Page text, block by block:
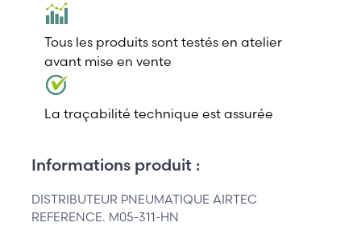
Tous les produits sont testés en atelier
avant mise en vente
La traçabilité technique est assurée
Informations produit :
DISTRIBUTEUR PNEUMATIQUE AIRTEC
REFERENCE. M05-311-HN